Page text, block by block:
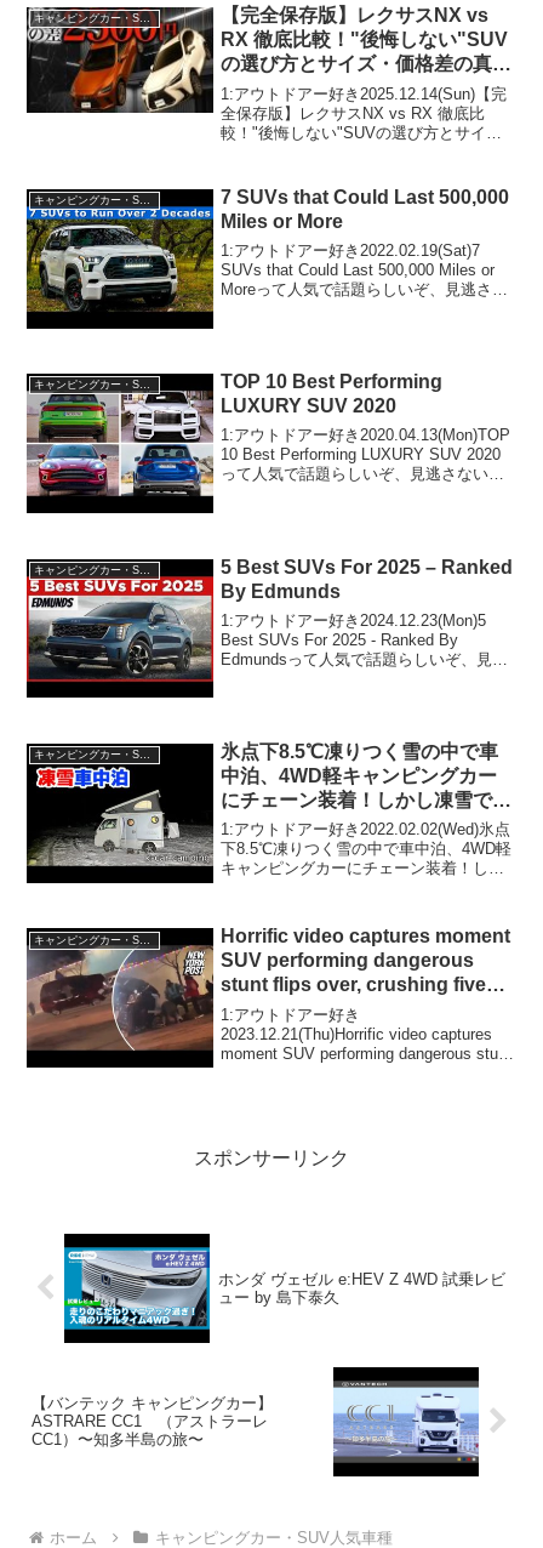
キャンピングカー・SUV人気車種
【完全保存版】レクサスNX vs
RX 徹底比較！"後悔しない"SUV
の選び方とサイズ・価格差の真実
を解説
1:アウトドアー好き2025.12.14(Sun)【完
全保存版】レクサスNX vs RX 徹底比
較！"後悔しない"SUVの選び方とサイ
アー好き2025.12.14(S...
7 SUVs that Could Last 500,000
Miles or More
1:アウトドアー好き2022.02.19(Sat)7
SUVs that Could Last 500,000 Miles or
Moreって人気で話題らしいぞ、見逃さな
キャンピングカー・SUV人気車種
TOP 10 Best Performing
LUXURY SUV 2020
1:アウトドアー好き2020.04.13(Mon)TOP
10 Best Performing LUXURY SUV 2020
って人気で話題らしいぞ、見逃さない
5 Best SUVs For 2025 – Ranked
By Edmunds
1:アウトドアー好き2024.12.23(Mon)5
Best SUVs For 2025 - Ranked By
Edmundsって人気で話題らしいぞ、見逃
キャンピングカー・SUV人気車種
氷点下8.5℃凍りつく雪の中で車
中泊、4WD軽キャンピングカー
にチェーン装着！しかし凍雪でス
タック連発
1:アウトドアー好き2022.02.02(Wed)氷点
下8.5℃凍りつく雪の中で車中泊、4WD軽
キャンピングカーにチェーン装着！しか
ー好き2022.02.02(Wed...
Horrific video captures moment
SUV performing dangerous
stunt flips over, crushing five
people
1:アウトドアー好き
2023.12.21(Thu)Horrific video captures
moment SUV performing dangerous stunt
スポンサーリンク
ホンダ ヴェゼル e:HEV Z 4WD 試乗レビ
ュー by 島下泰久
【バンテック キャンピングカー】
ASTRARE CC1 （アストラーレ
CC1）〜知多半島の旅〜
ホーム キャンピングカー・SUV人気車種